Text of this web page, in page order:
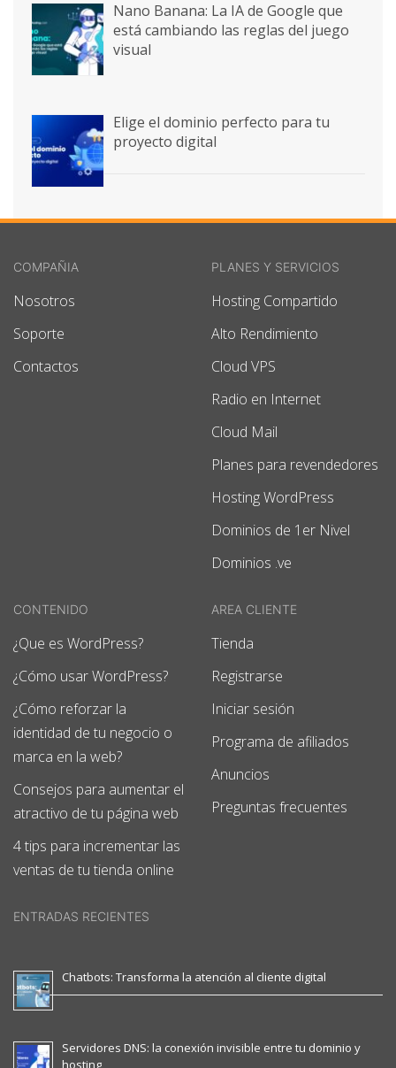
Nano Banana: La IA de Google que
está cambiando las reglas del juego
visual
Elige el dominio perfecto para tu
proyecto digital
COMPAÑIA
Nosotros
Soporte
Contactos
PLANES Y SERVICIOS
Hosting Compartido
Alto Rendimiento
Cloud VPS
Radio en Internet
Cloud Mail
Planes para revendedores
Hosting WordPress
Dominios de 1er Nivel
Dominios .ve
CONTENIDO
¿Que es WordPress?
¿Cómo usar WordPress?
¿Cómo reforzar la
identidad de tu negocio o
marca en la web?
Consejos para aumentar el
atractivo de tu página web
4 tips para incrementar las
ventas de tu tienda online
AREA CLIENTE
Tienda
Registrarse
Iniciar sesión
Programa de afiliados
Anuncios
Preguntas frecuentes
ENTRADAS RECIENTES
Chatbots: Transforma la atención al cliente digital
Servidores DNS: la conexión invisible entre tu dominio y
hosting